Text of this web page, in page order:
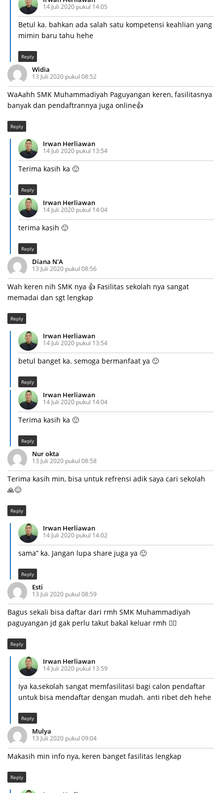
14 Juli 2020 pukul 14:05
Betul ka. bahkan ada salah satu kompetensi keahlian yang
mimin baru tahu hehe
Reply
Widia
13 Juli 2020 pukul 08:52
WaAahh SMK Muhammadiyah Paguyangan keren, fasilitasnya
banyak dan pendaftrannya juga online👍
Reply
Irwan Herliawan
14 Juli 2020 pukul 13:54
Terima kasih ka 🙂
Reply
Irwan Herliawan
14 Juli 2020 pukul 14:04
terima kasih 🙂
Reply
Diana N'A
13 Juli 2020 pukul 08:56
Wah keren nih SMK nya 👍 Fasilitas sekolah nya sangat
memadai dan sgt lengkap
Reply
Irwan Herliawan
14 Juli 2020 pukul 13:54
betul banget ka. semoga bermanfaat ya 🙂
Reply
Irwan Herliawan
14 Juli 2020 pukul 14:04
Terima kasih ka 🙂
Reply
Nur okta
13 Juli 2020 pukul 08:58
Terima kasih min, bisa untuk refrensi adik saya cari sekolah
🙏😊
Reply
Irwan Herliawan
14 Juli 2020 pukul 14:02
sama” ka. Jangan lupa share juga ya 🙂
Reply
Esti
13 Juli 2020 pukul 08:59
Bagus sekali bisa daftar dari rmh SMK Muhammadiyah
paguyangan jd gak perlu takut bakal keluar rmh 👍🏻
Reply
Irwan Herliawan
14 Juli 2020 pukul 13:59
Iya ka,sekolah sangat memfasilitasi bagi calon pendaftar
untuk bisa mendaftar dengan mudah. anti ribet deh hehe
Reply
Mulya
13 Juli 2020 pukul 09:04
Makasih min info nya, keren banget fasilitas lengkap
Reply